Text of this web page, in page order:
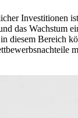
Investitionen
das Wachstum
diesem Bereich